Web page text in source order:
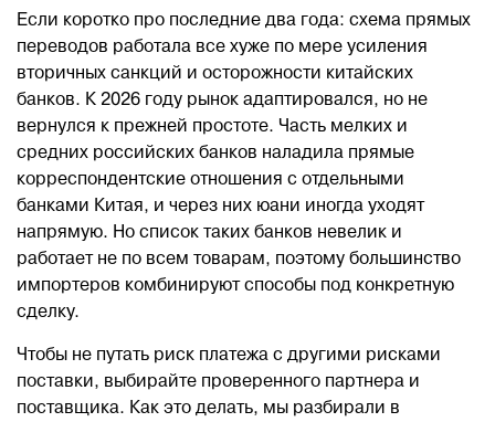
Если коротко про последние два года: схема прямых
переводов работала все хуже по мере усиления
вторичных санкций и осторожности китайских
банков. К 2026 году рынок адаптировался, но не
вернулся к прежней простоте. Часть мелких и
средних российских банков наладила прямые
корреспондентские отношения с отдельными
банками Китая, и через них юани иногда уходят
напрямую. Но список таких банков невелик и
работает не по всем товарам, поэтому большинство
импортеров комбинируют способы под конкретную
сделку.
Чтобы не путать риск платежа с другими рисками
поставки, выбирайте проверенного партнера и
поставщика. Как это делать, мы разбирали в